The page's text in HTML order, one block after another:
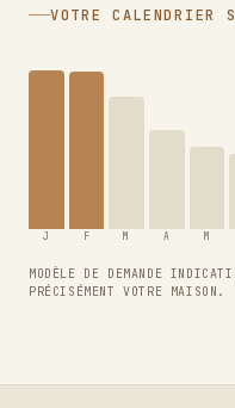
VOTRE CALENDRIER
J F M A M
MODÈLE DE DEMANDE
PRÉCISÉMENT VOTRE MAISON.